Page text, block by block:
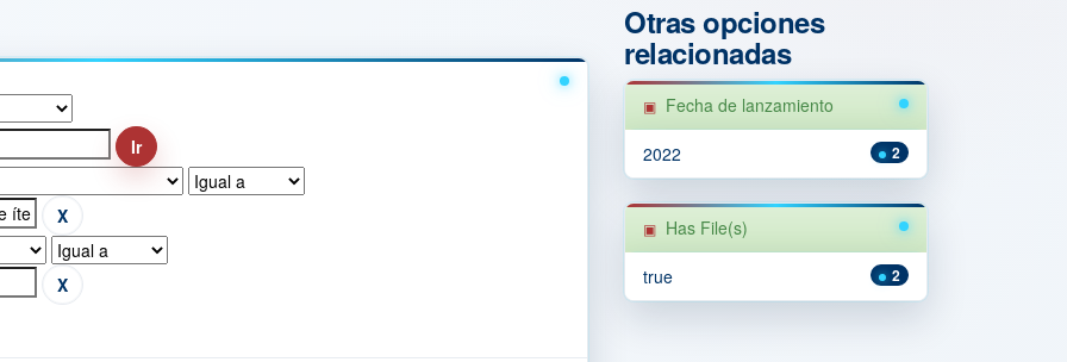
Otras opciones
relacionadas
Fecha de lanzamiento
2
2022
Has File(s)
2
true